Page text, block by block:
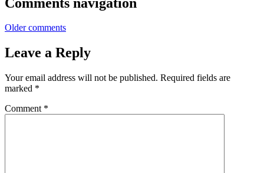
Older comments
Leave a Reply
Your email address will not be published. Required fields are
marked *
Comment *